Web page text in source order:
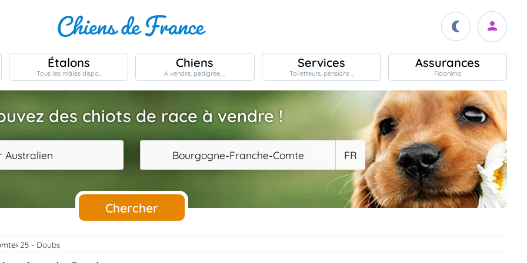
Étalons
Tous les mâles dispo..
Chiens
A vendre, pedigree, ..
Services
Toiletteurs, pensions ..
Assurances
Fidanimo
des chiots de race à vendre !
Australien Bourgogne-Franche-Comte FR
Chercher
25 - Doubs